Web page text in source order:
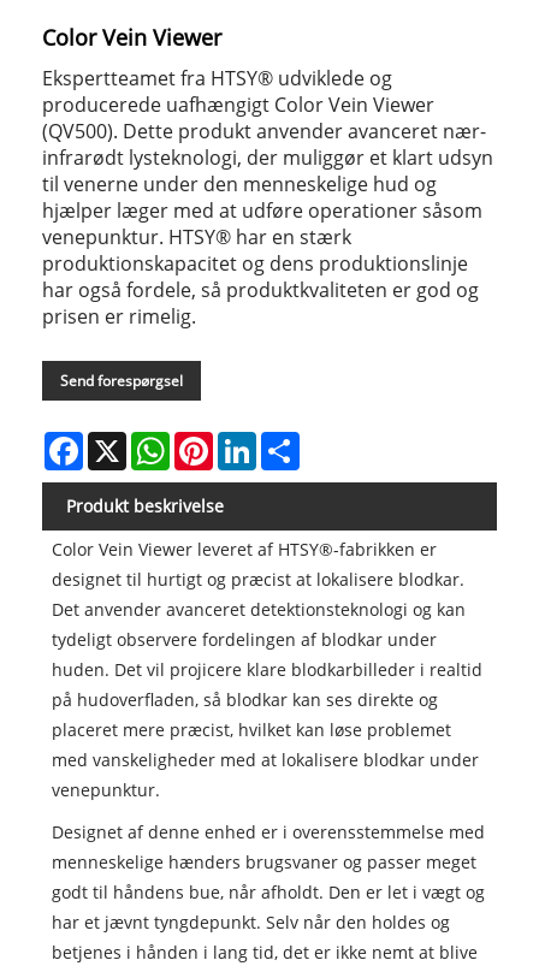
Color Vein Viewer
Ekspertteamet fra HTSY® udviklede og
producerede uafhængigt Color Vein Viewer
(QV500). Dette produkt anvender avanceret nær-
infrarødt lysteknologi, der muliggør et klart udsyn
til venerne under den menneskelige hud og
hjælper læger med at udføre operationer såsom
venepunktur. HTSY® har en stærk
produktionskapacitet og dens produktionslinje
har også fordele, så produktkvaliteten er god og
prisen er rimelig.
Send forespørgsel
Facebook
X WhatsAppPinterestLinkedIn
Produkt beskrivelse
Color Vein Viewer leveret af HTSY®-fabrikken er
designet til hurtigt og præcist at lokalisere blodkar.
Det anvender avanceret detektionsteknologi og kan
tydeligt observere fordelingen af blodkar under
huden. Det vil projicere klare blodkarbilleder i realtid
på hudoverfladen, så blodkar kan ses direkte og
placeret mere præcist, hvilket kan løse problemet
med vanskeligheder med at lokalisere blodkar under
venepunktur.
Designet af denne enhed er i overensstemmelse med
menneskelige hænders brugsvaner og passer meget
godt til håndens bue, når afholdt. Den er let i vægt og
har et jævnt tyngdepunkt. Selv når den holdes og
betjenes i hånden i lang tid, det er ikke nemt at blive